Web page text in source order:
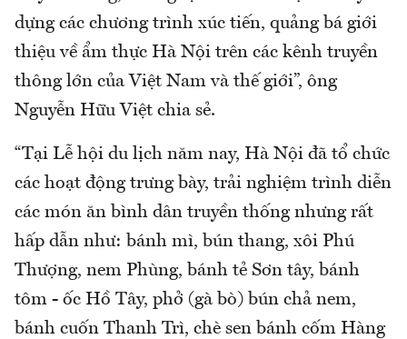
dựng các chương trình xúc tiến, quảng bá giới
thiệu về ẩm thực Hà Nội trên các kênh truyền
thông lớn của Việt Nam và thế giới”, ông
Nguyễn Hữu Việt chia sẻ.
“Tại Lễ hội du lịch năm nay, Hà Nội đã tổ chức
các hoạt động trưng bày, trải nghiệm trình diễn
các món ăn bình dân truyền thống nhưng rất
hấp dẫn như: bánh mì, bún thang, xôi Phú
Thượng, nem Phùng, bánh tẻ Sơn tây, bánh
tôm - ốc Hồ Tây, phở (gà bò) bún chả nem,
bánh cuốn Thanh Trì, chè sen bánh cốm Hàng